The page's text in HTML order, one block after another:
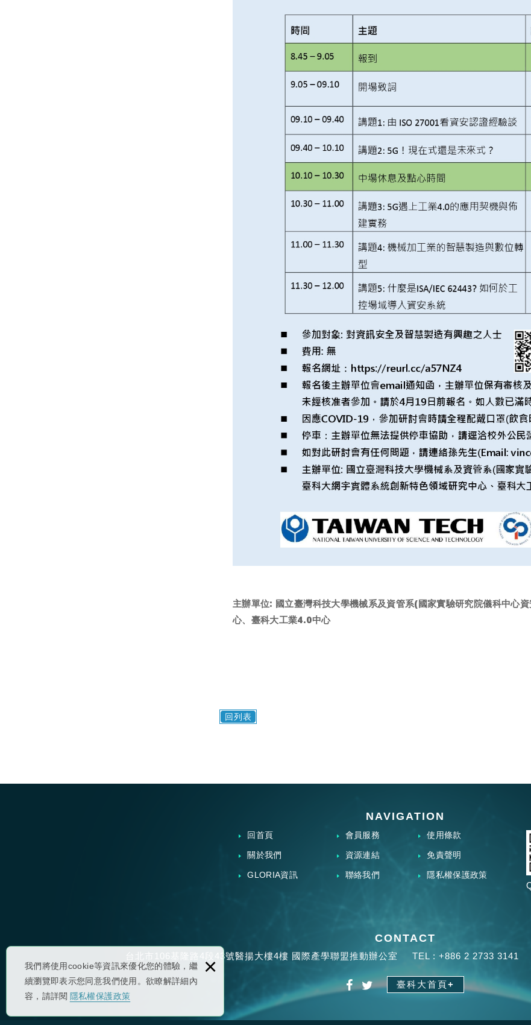
我們將使用cookie等資訊來優化您的體驗，繼
續瀏覽即表示您同意我們使用。欲瞭解詳細內
容，請詳閱 隱私權保護政策
×
主辦單位: 國立臺灣科技大學機械系及資管系(國家實驗研究院儀科中心
心、臺科大工業4.0中心
回列表
NAVIGATION
回首頁
關於我們
GLORIA資訊
會員服務
資源連結
聯絡我們
使用條款
免責聲明
隱私權保護政策
CONTACT
台北市106基隆路4段43號醫揚大樓4樓 國際產學聯盟推動辦公室 TEL : +886 2 2733 3141
臺科大首頁+